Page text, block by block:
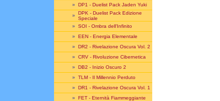
» DP1 - Duelist Pack Jaden Yuki
» DPK - Duelist Pack Edizione
Speciale
» SOI - Ombra dell'Infinito
» EEN - Energia Elementale
» DR2 - Rivelazione Oscura Vol. 2
» CRV - Rivoluzione Cibernetica
» DB2 - Inizio Oscuro 2
» TLM - Il Millennio Perduto
» DR1 - Rivelazione Oscura Vol. 1
» FET - Eternità Fiammeggiante